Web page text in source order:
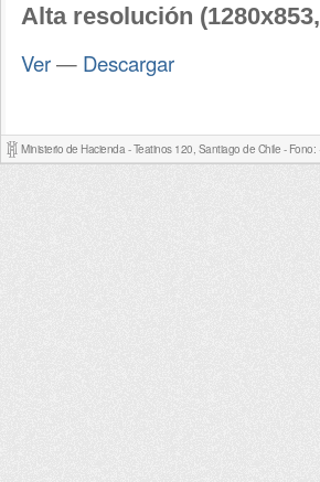
Alta resolución
Ver— Descargar
Ministerio de Hacienda - Teatinos 120, Santiago de Chile -